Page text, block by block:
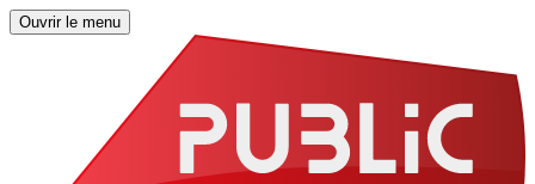
Ouvrir le menu